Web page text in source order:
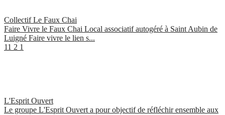
Collectif Le Faux Chai
Faire Vivre le Faux Chai Local associatif autogéré à Saint Aubin de
Luigné Faire vivre le lien s...
11 2 1
L'Esprit Ouvert
Le groupe L'Esprit Ouvert a pour objectif de réfléchir ensemble aux